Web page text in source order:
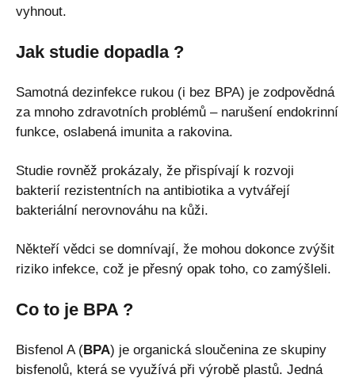
vyhnout.
Jak studie dopadla ?
Samotná dezinfekce rukou (i bez BPA) je zodpovědná
za mnoho zdravotních problémů – narušení endokrinní
funkce, oslabená imunita a rakovina.
Studie rovněž prokázaly, že přispívají k rozvoji
bakterií rezistentních na antibiotika a vytvářejí
bakteriální nerovnováhu na kůži.
Někteří vědci se domnívají, že mohou dokonce zvýšit
riziko infekce, což je přesný opak toho, co zamýšleli.
Co to je BPA ?
Bisfenol A (BPA) je organická sloučenina ze skupiny
bisfenolů, která se využívá při výrobě plastů. Jedná